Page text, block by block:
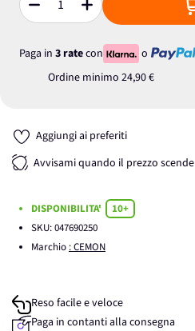
Quantità
Paga in 3 ratecon
o
Ordine minimo 24,90 €
Aggiungi ai preferiti
Avvisami quando il prezzo scende
DISPONIBILITA'
10+
SKU:047690250
Marchio : CEMON
Reso facile e veloce
Paga in contanti alla consegna